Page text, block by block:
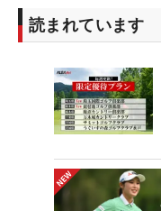
読まれています